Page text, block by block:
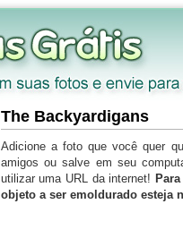
The Backyardigans
Adicione a foto que você quer
amigos ou salve em seu
utilizar uma URL da internet!
objeto a ser emoldurado esteja